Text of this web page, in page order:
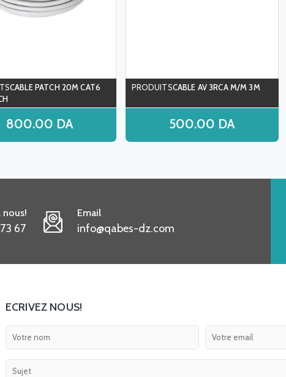
CABLE PATCH 20M CAT6
800.00 DA
CABLE AV 3RCA M/M 3M
500.00 DA
nous!
67
Email
info@qabes-dz.com
ECRIVEZ NOUS!